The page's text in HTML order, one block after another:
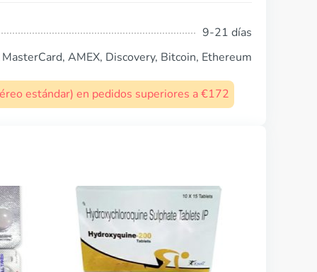
9-21 días
AMEX, Discovery, Bitcoin, Ethereum
estándar) en pedidos superiores a €172